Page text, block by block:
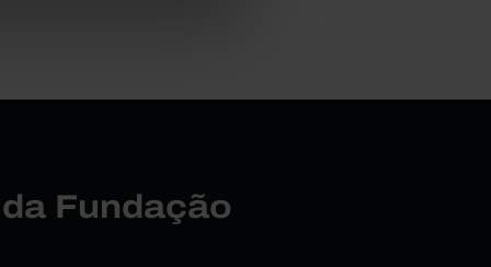
Fundação